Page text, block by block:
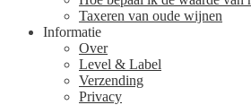
Taxeren van oude wijnen
Informatie
Over
Level & Label
Verzending
Privacy